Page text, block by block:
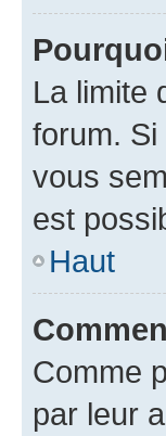
La limite
forum. Si
vous
est
Haut
Comme
par leur